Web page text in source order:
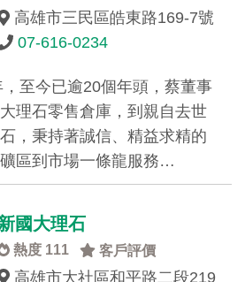
高雄市三民區皓東路169-7號
07-616-0234
至今已逾20個年頭，蔡董事
理石零售倉庫，到親自去世
，秉持著誠信、精益求精的
區到市場一條龍服務…
國大理石
熱度 111 客戶評價
高雄市大社區和平路二段219